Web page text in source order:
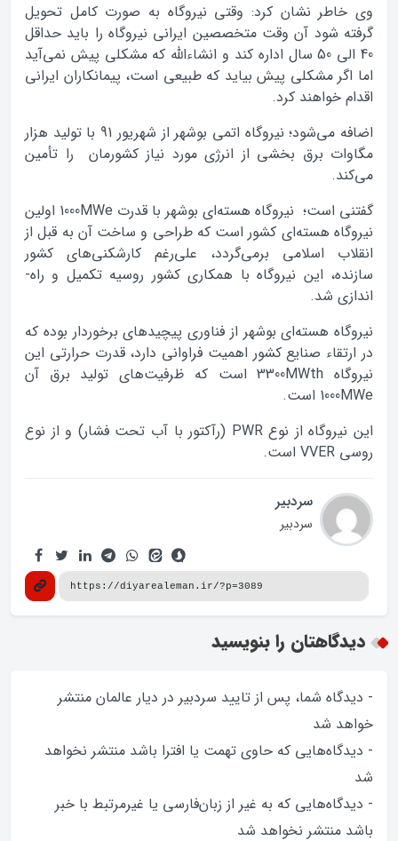
وي خاطر نشان کرد: وقتي نيروگاه به صورت کامل تحويل
گرفته شود آن وقت متخصصين ايراني نيروگاه را بايد حداقل
40 الي 50 سال اداره کند و انشاءالله که مشکلي پيش نمي‌آيد
اما اگر مشکلي پيش بيايد که طبيعي است، پيمانکاران ايراني
اقدام خواهند کرد.
اضافه مي‌شود؛ نيروگاه اتمي بوشهر از شهريور 91 با توليد هزار
مگاوات برق بخشي از انرژي مورد نياز کشورمان را تأمين
مي‌کند.
گفتنی است؛ نیروگاه هسته­‌ای بوشهر با قدرت 1000MWe اولین
نیروگاه هسته­‌ای کشور است که طراحی و ساخت آن به قبل از
انقلاب اسلامی برمی­‌گردد، علی‌رغم کارشکنی­‌های کشور
سازنده، این نیروگاه با همکاری کشور روسیه تکمیل و راه‌­
اندازی شد.
نیروگاه هسته­‌ای بوشهر از فناوری پیچیده­ای برخوردار بوده که
در ارتقاء صنایع کشور اهمیت فراوانی دارد، قدرت حرارتی این
نیروگاه 3300MWth است که ظرفیت­‌های تولید برق آن
1000MWe است.
این نیروگاه از نوع PWR (رآکتور با آب تحت فشار) و از نوع
روسی VVER است.
سردبیر
سردبیر
دیدگاهتان را بنویسید
- دیدگاه شما، پس از تایید سردبیر در دیار عالمان منتشر
خواهد‌ شد
- دیدگاه‌هایی که حاوی تهمت یا افترا باشد منتشر نخواهد‌
شد
- دیدگاه‌هایی که به غیر از زبان‌فارسی یا غیرمرتبط با خبر
باشد منتشر نخواهد‌ شد